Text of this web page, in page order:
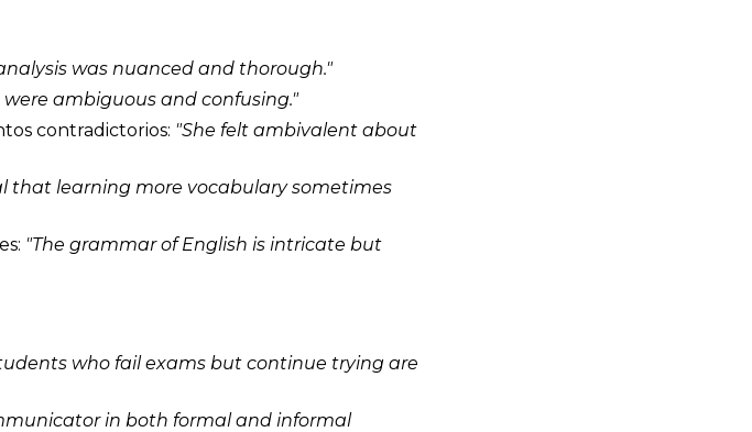
was nuanced and thorough."
were ambiguous and confusing."
contradictorios: "She felt ambivalent about
that learning more vocabulary sometimes
"The grammar of English is intricate but
who fail exams but continue trying are
in both formal and informal